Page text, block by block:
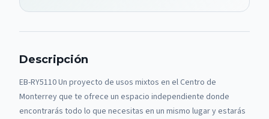
Descripción
EB-RY5110 Un proyecto de usos mixtos en el Centro de
Monterrey que te ofrece un espacio independiente donde
encontrarás todo lo que necesitas en un mismo lugar y estarás